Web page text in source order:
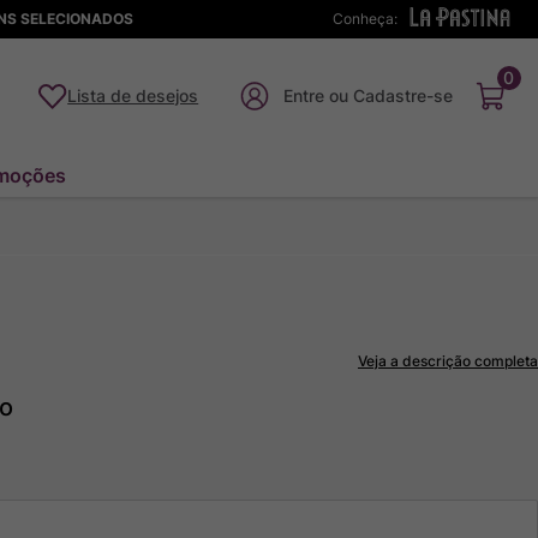
Conheça:
SELECIONADOS
Lista de desejos
0
Veja a descrição completa